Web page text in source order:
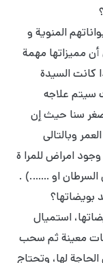
المنوية و
مميزاتها مهمة
كانت السيدة
سيتم علاجه
سنا حيث إن
وبالتالى
امراض للمرا ة
السرطان او …….) .
استميال
معينة ثم سحب
لها، وتحتاج